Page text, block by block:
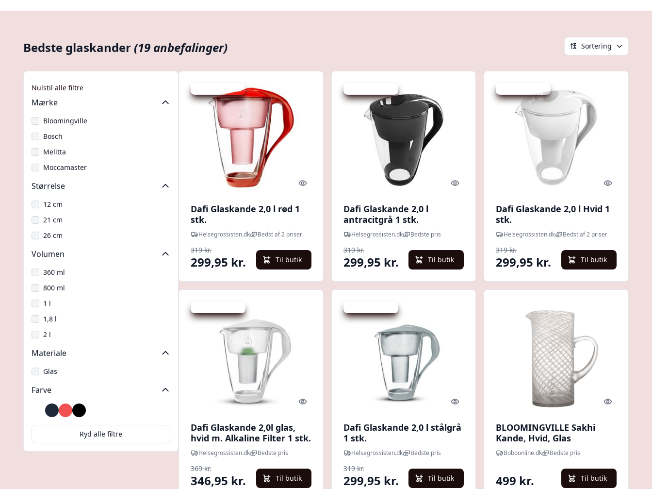
Bedste glaskander(19 anbefalinger) Sortering
Nulstil alle filtre
Mærke
Bloomingville
Bosch
Melitta
Moccamaster
Størrelse
12 cm
21 cm
26 cm
Volumen
360 ml
800 ml
1 l
1,8 l
2 l
Materiale
Glas
Farve
HvidMørkegrå
RødSort
Ryd alle filtre
Udsalg - spar 5 %
Quick look
Dafi Glaskande 2,0 l rød 1
stk.
Helsegrossisten.dk Bedst af 2 priser
319 kr.
299,95 kr. Til butik
Quick look
Dafi Glaskande 2,0 l
antracitgrå 1 stk.
Helsegrossisten.dk Bedste pris
319 kr.
299,95 kr. Til butik
Quick look
Dafi Glaskande 2,0 l Hvid 1
stk.
Helsegrossisten.dk Bedst af 2 priser
319 kr.
299,95 kr. Til butik
Quick look
Dafi Glaskande 2,0l glas,
hvid m. Alkaline Filter 1 stk.
Helsegrossisten.dk Bedste pris
369 kr.
346,95 kr. Til butik
Quick look
Dafi Glaskande 2,0 l stålgrå
1 stk.
Helsegrossisten.dk Bedste pris
319 kr.
299,95 kr. Til butik
Quick look
BLOOMINGVILLE Sakhi
Kande, Hvid, Glas
Boboonline.dk Bedste pris
499 kr. Til butik